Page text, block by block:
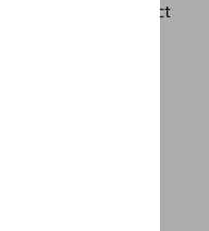
- Minimisent l'impact
- Matériel de
avec PR no.